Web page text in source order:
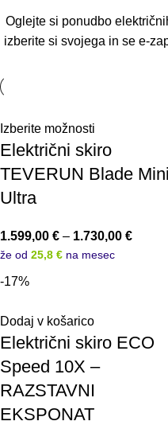
Oglejte si ponudbo
izberite si svojega in se e-
Izberite možnosti
Električni skiro
TEVERUN Blade Mini
Ultra
1.599,00 € – 1.730,00 €
že od 25,8 € na mesec
-17%
Dodaj v košarico
Električni skiro ECO
Speed 10X –
RAZSTAVNI
EKSPONAT